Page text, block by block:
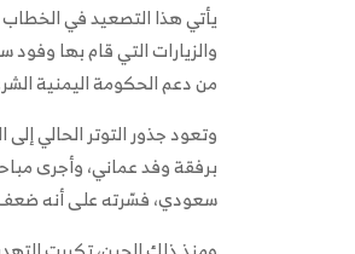
يأتي هذا التصعيد في الخطاب
والزيارات التي قام بها
من دعم الحكومة اليمنية
برفقة وفد عماني، وأجرى
سعودي، فسّرته على أنه